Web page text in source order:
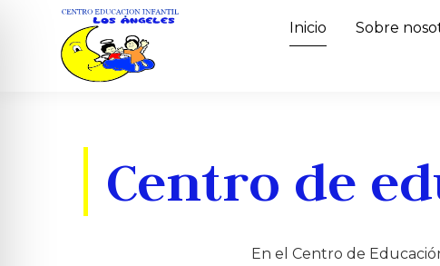
Inicio Sobre
Centro de
En el Centro de